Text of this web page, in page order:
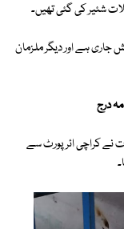
شئیر کی گئی تھیں۔
جاری ہے اور دیگر ملزمان
درج
نے کراچی ائرپورٹ سے